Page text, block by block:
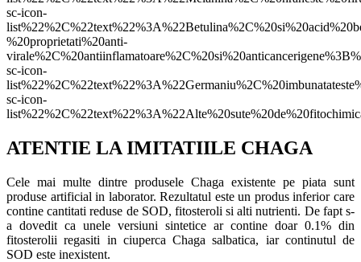
sc-icon-
%20proprietati%20anti-
sc-icon-
sc-icon-
ATENTIE LA IMITATIILE CHAGA
Cele mai multe dintre produsele Chaga existente pe piata sunt
produse artificial in laborator. Rezultatul este un produs inferior care
contine cantitati reduse de SOD, fitosteroli si alti nutrienti. De fapt s-
a dovedit ca unele versiuni sintetice ar contine doar 0.1% din
fitosterolii regasiti in ciuperca Chaga salbatica, iar continutul de
SOD este inexistent.